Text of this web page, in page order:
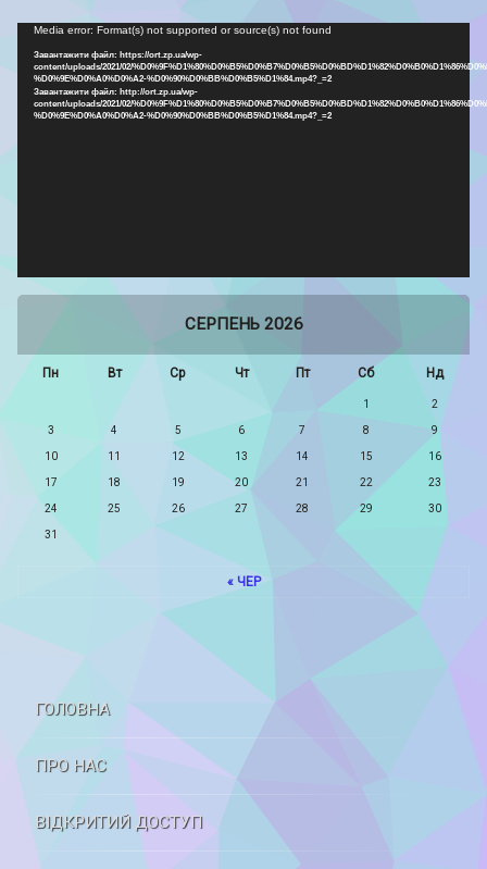
Відеопрогравач
Media error: Format(s) not supported or source(s) not found
Завантажити файл: https://ort.zp.ua/wp-
content/uploads/2021/02/
%D0%9E%D0%A0%D0%A2-%D0%90%D0%BB%D0%B5%D1%84.mp4?_=2
Завантажити файл: http://ort.zp.ua/wp-
content/uploads/2021/02/
%D0%9E%D0%A0%D0%A2-%D0%90%D0%BB%D0%B5%D1%84.mp4?_=2
СЕРПЕНЬ 2026
Пн Вт Ср Чт Пт Сб Нд
1 2
3 4 5 6 7 8 9
10 11 12 13 14 15 16
17 18 19 20 21 22 23
24 25 26 27 28 29 30
31
« ЧЕР
ГОЛОВНА
ПРО НАС
ВІДКРИТИЙ ДОСТУП